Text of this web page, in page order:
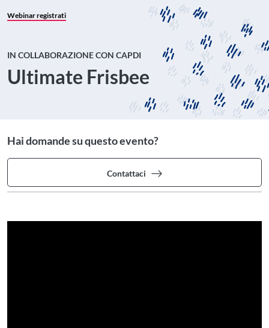
Webinar registrati
IN COLLABORAZIONE CON CAPDI
Ultimate Frisbee
Hai domande su questo evento?
Contattaci